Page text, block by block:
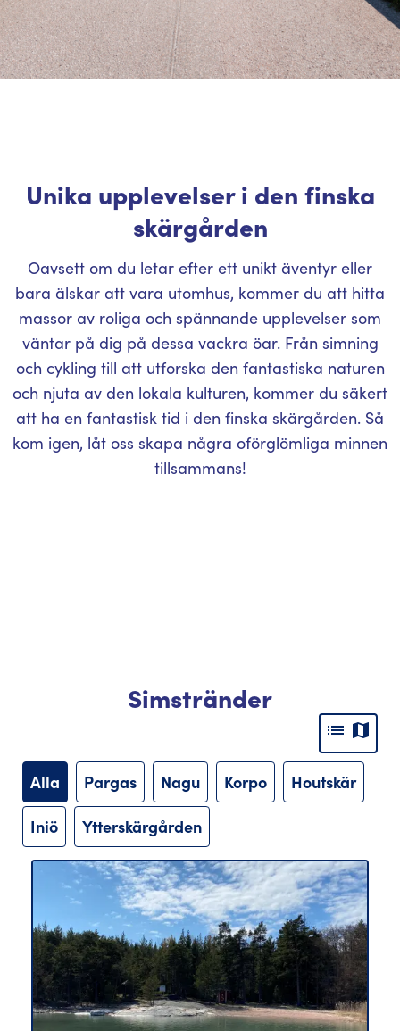
Unika upplevelser i den finska
skärgården
Oavsett om du letar efter ett unikt äventyr eller
bara älskar att vara utomhus, kommer du att hitta
massor av roliga och spännande upplevelser som
väntar på dig på dessa vackra öar. Från simning
och cykling till att utforska den fantastiska naturen
och njuta av den lokala kulturen, kommer du säkert
att ha en fantastisk tid i den finska skärgården. Så
kom igen, låt oss skapa några oförglömliga minnen
tillsammans!
Simstränder
list map
Alla Pargas Nagu Korpo
Houtskär
Iniö
Ytterskärgården